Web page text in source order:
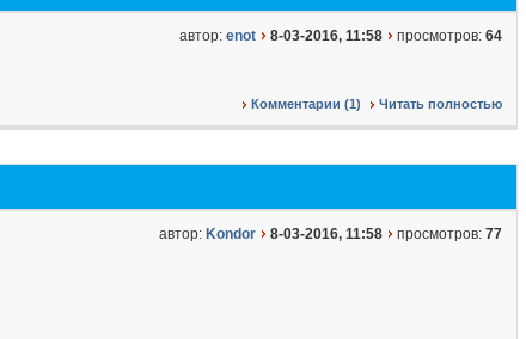
автор: enot 8-03-2016, 11:58 просмотров: 64
Комментарии (1) Читать полностью
автор: Kondor 8-03-2016, 11:58 просмотров: 77